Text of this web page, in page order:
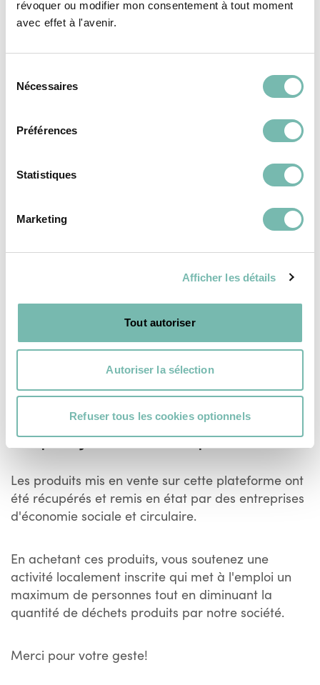
révoquer ou modifier mon consentement à tout moment
avec effet à l'avenir.
Nécessaires
Préférences
Statistiques
Marketing
Afficher les détails
Tout autoriser
Autoriser la sélection
Refuser tous les cookies optionnels
REVÊTEMENTS DE
brillant
RESSOURCERIE LE CARRÉ
RESSOURCERIE LE CARRÉ
Un prix juste et transparent
Les produits mis en vente sur cette plateforme ont
été récupérés et remis en état par des entreprises
d'économie sociale et circulaire.
En achetant ces produits, vous soutenez une
activité localement inscrite qui met à l'emploi un
maximum de personnes tout en diminuant la
quantité de déchets produits par notre société.
Merci pour votre geste!